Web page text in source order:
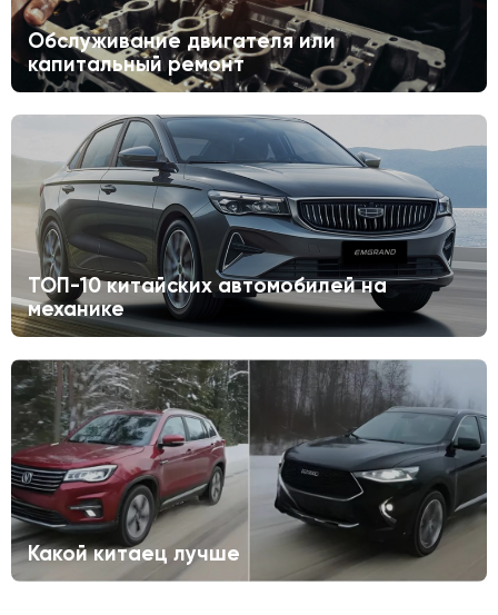
Обслуживание двигателя или
капитальный ремонт
ТОП-10 китайских автомобилей на
механике
Какой китаец лучше